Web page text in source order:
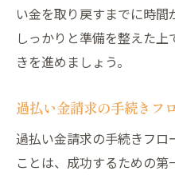
い金を取り戻すまでに時間
しっかりと準備を整えた
きを進めましょう。
過払い金請求の手続きフ
過払い金請求の手続きフロ
ことは、成功するための